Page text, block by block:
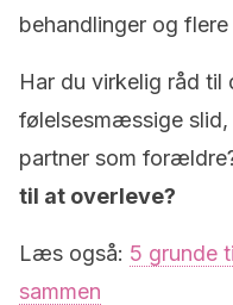
behandlinger og
Har du virkelig råd til
følelsesmæssige
partner som
til at overleve?
Læs også: 5 grunde
sammen